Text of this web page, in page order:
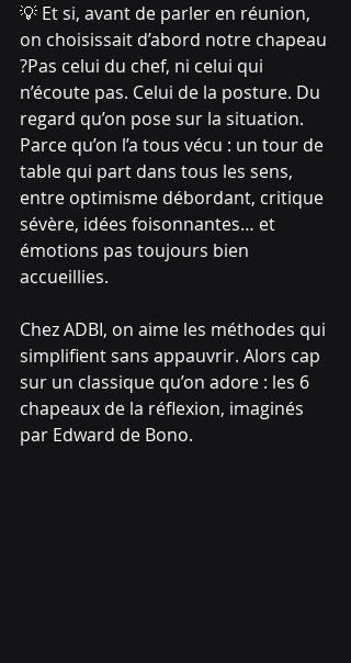
💡 Et si, avant de parler en réunion,
on choisissait d’abord notre chapeau
?Pas celui du chef, ni celui qui
n’écoute pas. Celui de la posture. Du
regard qu’on pose sur la situation.
Parce qu’on l’a tous vécu : un tour de
table qui part dans tous les sens,
entre optimisme débordant, critique
sévère, idées foisonnantes… et
émotions pas toujours bien
accueillies.
Chez ADBI, on aime les méthodes qui
simplifient sans appauvrir. Alors cap
sur un classique qu’on adore : les 6
chapeaux de la réflexion, imaginés
par Edward de Bono.